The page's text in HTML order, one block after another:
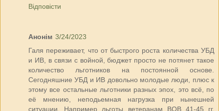
Відповісти
Анонім 3/24/2023
Галя переживает, что от быстрого роста количества УБД
и ИВ, в связи с войной, бюджет просто не потянет такое
количество льготников на постоянной основе.
Сегодняшние УБД и ИВ довольно молодые люди, плюс к
этому все остальные льготники разных эпох, это всё, по
её мнению, неподьемная нагрузка при нынешней
ситуации. Например льготы ветеранам ВОВ 41-45 гг.